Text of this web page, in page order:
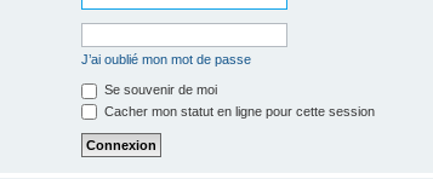
J’ai oublié mon mot de passe
Se souvenir de moi
Cacher mon statut en ligne pour cette session